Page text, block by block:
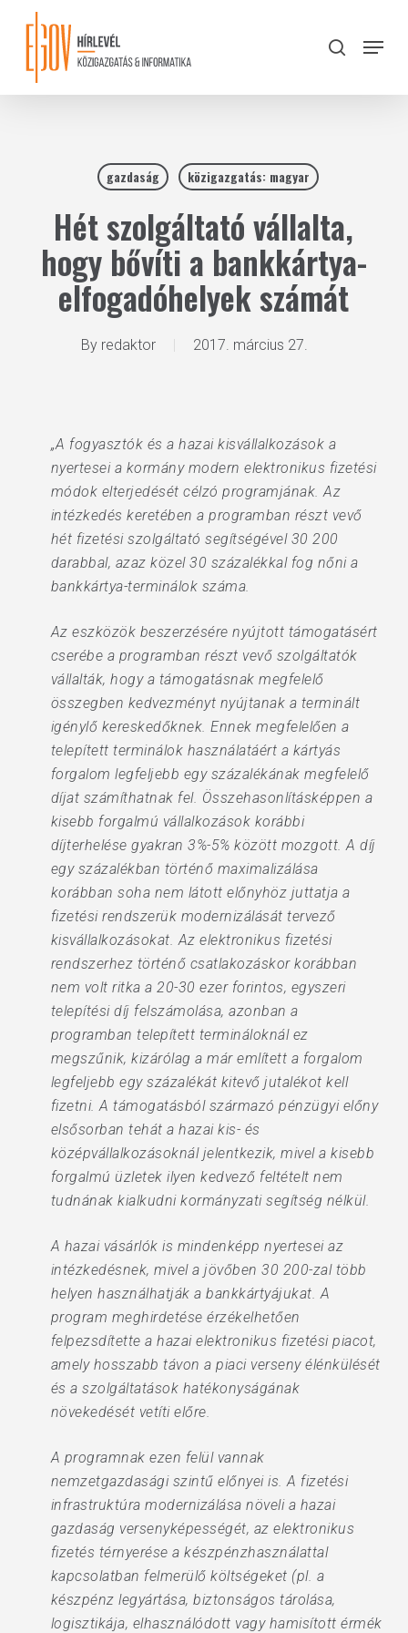
content
search
Menu
gazdaság közigazgatás: magyar
Hét szolgáltató vállalta,
hogy bővíti a bankkártya-
elfogadóhelyek számát
By redaktor 2017. március 27.
„A fogyasztók és a hazai kisvállalkozások a
nyertesei a kormány modern elektronikus fizetési
módok elterjedését célzó programjának. Az
intézkedés keretében a programban részt vevő
hét fizetési szolgáltató segítségével 30 200
darabbal, azaz közel 30 százalékkal fog nőni a
bankkártya-terminálok száma.
Az eszközök beszerzésére nyújtott támogatásért
cserébe a programban részt vevő szolgáltatók
vállalták, hogy a támogatásnak megfelelő
összegben kedvezményt nyújtanak a terminált
igénylő kereskedőknek. Ennek megfelelően a
telepített terminálok használatáért a kártyás
forgalom legfeljebb egy százalékának megfelelő
díjat számíthatnak fel. Összehasonlításképpen a
kisebb forgalmú vállalkozások korábbi
díjterhelése gyakran 3%-5% között mozgott. A díj
egy százalékban történő maximalizálása
korábban soha nem látott előnyhöz juttatja a
fizetési rendszerük modernizálását tervező
kisvállalkozásokat. Az elektronikus fizetési
rendszerhez történő csatlakozáskor korábban
nem volt ritka a 20-30 ezer forintos, egyszeri
telepítési díj felszámolása, azonban a
programban telepített termináloknál ez
megszűnik, kizárólag a már említett a forgalom
legfeljebb egy százalékát kitevő jutalékot kell
fizetni. A támogatásból származó pénzügyi előny
elsősorban tehát a hazai kis- és
középvállalkozásoknál jelentkezik, mivel a kisebb
forgalmú üzletek ilyen kedvező feltételt nem
tudnának kialkudni kormányzati segítség nélkül.
A hazai vásárlók is mindenképp nyertesei az
intézkedésnek, mivel a jövőben 30 200-zal több
helyen használhatják a bankkártyájukat. A
program meghirdetése érzékelhetően
felpezsdítette a hazai elektronikus fizetési piacot,
amely hosszabb távon a piaci verseny élénkülését
és a szolgáltatások hatékonyságának
növekedését vetíti előre.
A programnak ezen felül vannak
nemzetgazdasági szintű előnyei is. A fizetési
infrastruktúra modernizálása növeli a hazai
gazdaság versenyképességét, az elektronikus
fizetés térnyerése a készpénzhasználattal
kapcsolatban felmerülő költségeket (pl. a
készpénz legyártása, biztonságos tárolása,
logisztikája, elhasználódott vagy hamisított érmék
Close